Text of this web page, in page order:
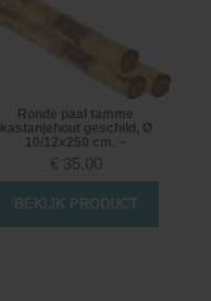
Ronde paal tamme
kastanjehout geschild, Ø
10/12x250 cm. ~
€ 35,00
BEKIJK PRODUCT